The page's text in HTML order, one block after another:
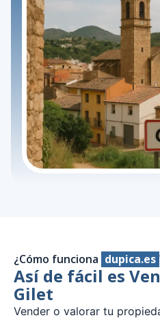
¿Cómo funciona dupica.es
Así de fácil es
Gilet
Vender o valorar tu